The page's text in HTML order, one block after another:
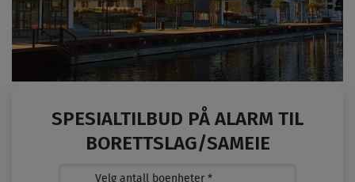
SPESIALTILBUD PÅ ALARM TIL
BORETTSLAG/SAMEIE
boenheter